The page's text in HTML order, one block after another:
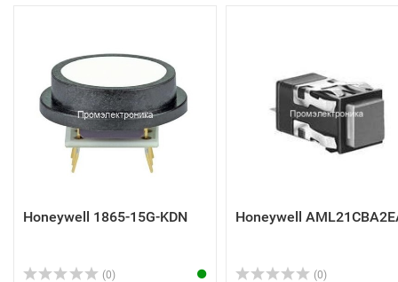
Honeywell 1865-15G-KDN
(0)
Honeywell
(0)